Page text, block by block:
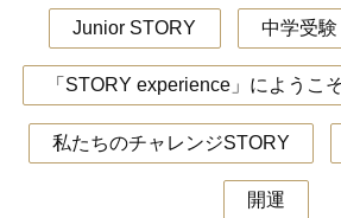
Junior STORY 中学受験
「STORY experience」にようこそ
私たちのチャレンジSTORY
開運